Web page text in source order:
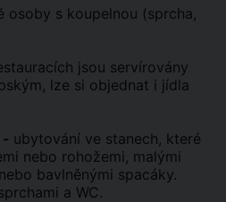
osoby s koupelnou (sprcha,
jsou servírovány
lze si objednat i jídla
ubytování ve stanech, které
nebo rohožemi, malými
bavlněnými spacáky.
a WC.